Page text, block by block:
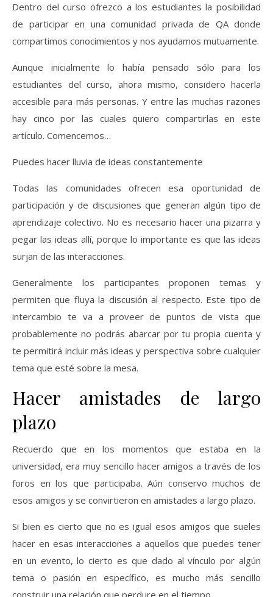
Dentro del curso ofrezco a los estudiantes la posibilidad
de participar en una comunidad privada de QA donde
compartimos conocimientos y nos ayudamos mutuamente.
Aunque inicialmente lo había pensado sólo para los
estudiantes del curso, ahora mismo, considero hacerla
accesible para más personas. Y entre las muchas razones
hay cinco por las cuales quiero compartirlas en este
artículo. Comencemos…
Puedes hacer lluvia de ideas constantemente
Todas las comunidades ofrecen esa oportunidad de
participación y de discusiones que generan algún tipo de
aprendizaje colectivo. No es necesario hacer una pizarra y
pegar las ideas allí, porque lo importante es que las ideas
surjan de las interacciones.
Generalmente los participantes proponen temas y
permiten que fluya la discusión al respecto. Este tipo de
intercambio te va a proveer de puntos de vista que
probablemente no podrás abarcar por tu propia cuenta y
te permitirá incluir más ideas y perspectiva sobre cualquier
tema que esté sobre la mesa.
Hacer amistades de largo
plazo
Recuerdo que en los momentos que estaba en la
universidad, era muy sencillo hacer amigos a través de los
foros en los que participaba. Aún conservo muchos de
esos amigos y se convirtieron en amistades a largo plazo.
Si bien es cierto que no es igual esos amigos que sueles
hacer en esas interacciones a aquellos que puedes tener
en un evento, lo cierto es que dado al vínculo por algún
tema o pasión en específico, es mucho más sencillo